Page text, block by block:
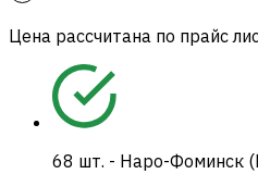
Цена рассчитана по прайс
68 шт. - Наро-Фоминск